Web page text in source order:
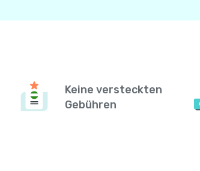
Keine versteckten
Gebühren